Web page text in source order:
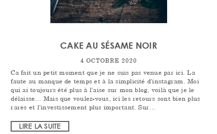
CAKE AU SÉSAME NOIR
4 OCTOBRE 2020
Ca fait un petit moment que je ne suis pas venue par ici. La
faute au manque de temps et à la simplicité d’instagram. Moi
qui ai toujours été plus à l’aise sur mon blog, voilà que je le
délaisse… Mais que voulez-vous, ici les retours sont bien plus
rares et l’investissement plus important. Sur…
LIRE LA SUITE